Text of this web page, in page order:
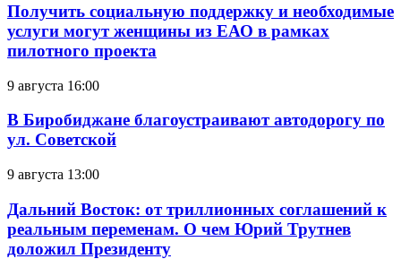
Получить социальную поддержку и необходимые
услуги могут женщины из ЕАО в рамках
пилотного проекта
9 августа 16:00
В Биробиджане благоустраивают автодорогу по
ул. Советской
9 августа 13:00
Дальний Восток: от триллионных соглашений к
реальным переменам. О чем Юрий Трутнев
доложил Президенту